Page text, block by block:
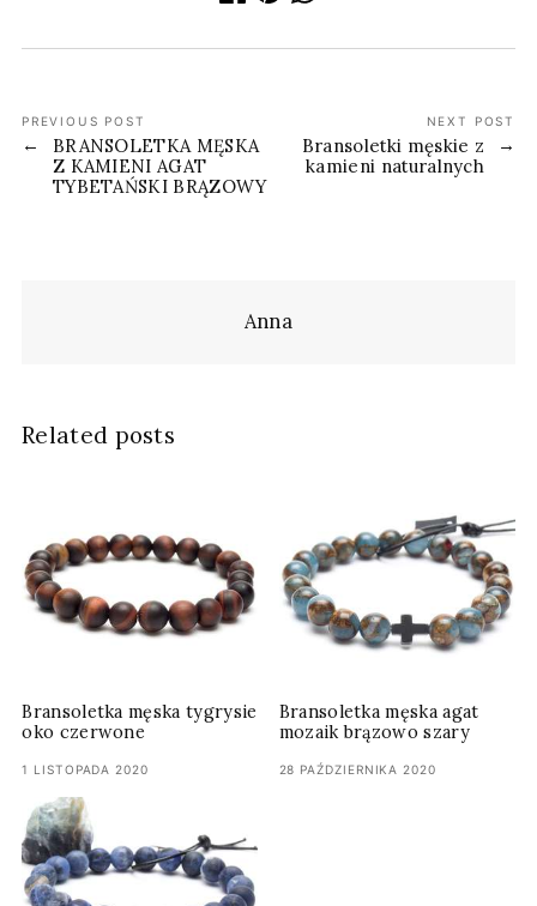
PREVIOUS POST
BRANSOLETKA MĘSKA
Z KAMIENI AGAT
TYBETAŃSKI BRĄZOWY
NEXT POST
Bransoletki męskie z
kamieni naturalnych
Anna
Related posts
Bransoletka męska tygrysie
oko czerwone
1 LISTOPADA 2020
Bransoletka męska agat
mozaik brązowo szary
28 PAŹDZIERNIKA 2020